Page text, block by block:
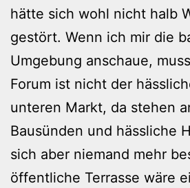
hätte sich wohl nicht halb
gestört. Wenn ich mir die
Umgebung anschaue,
Forum ist nicht der
unteren Markt, da stehen
Bausünden und hässliche
sich aber niemand mehr
öffentliche Terrasse wäre